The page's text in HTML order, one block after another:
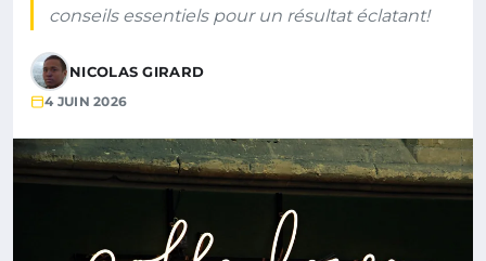
conseils essentiels pour un résultat éclatant!
NICOLAS GIRARD
4 JUIN 2026